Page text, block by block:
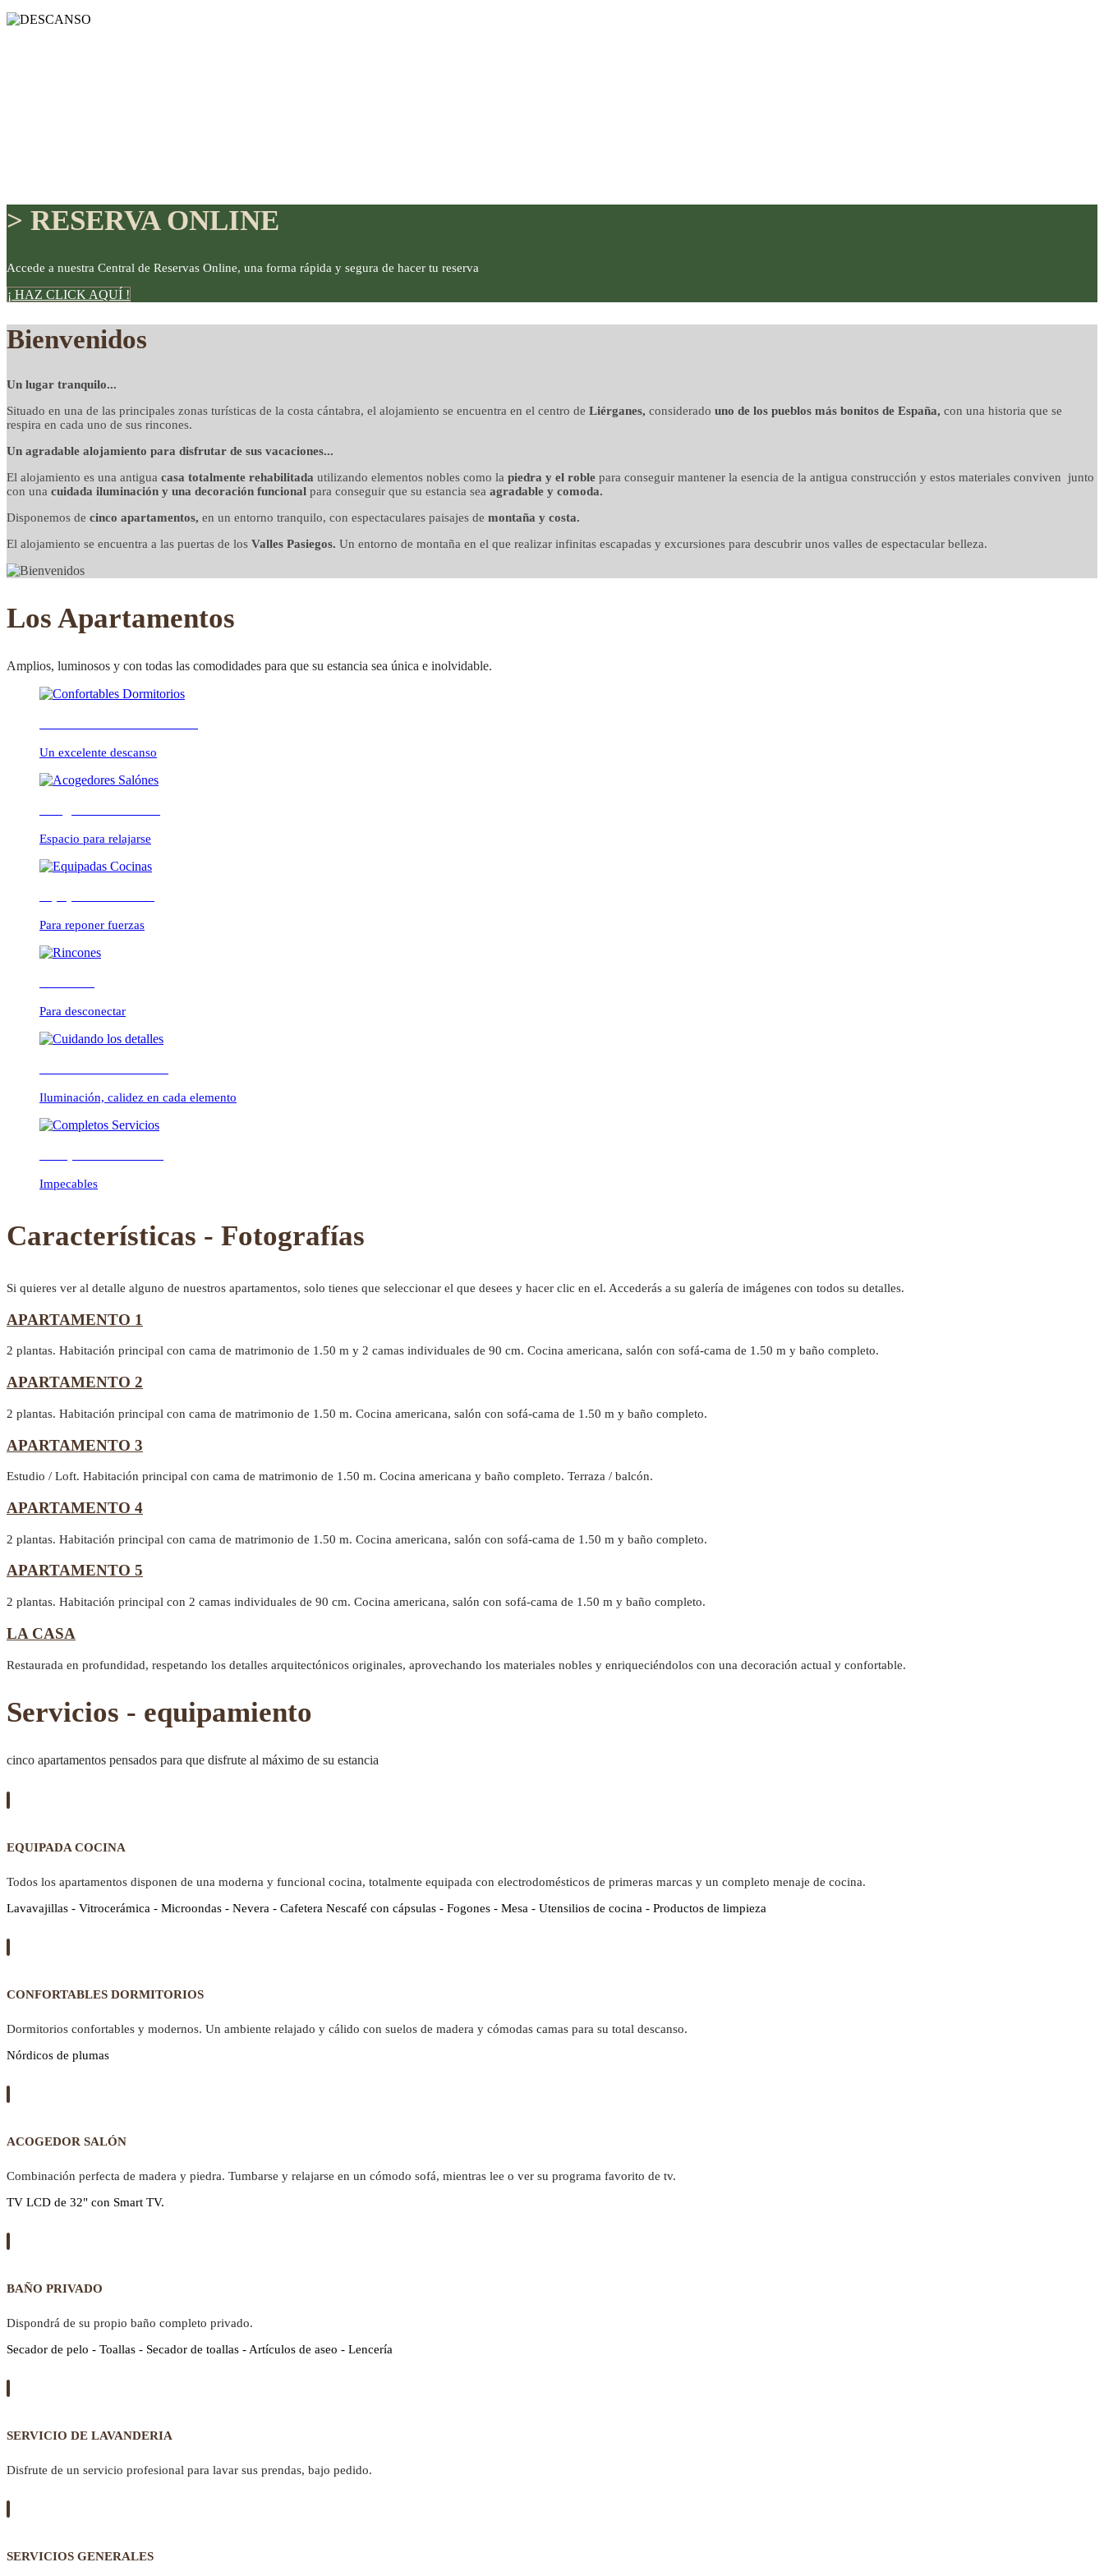
DISFRUTE
detalles cuidados con mimo
CONFORTABLE
ambientes cálidos y relajados
> RESERVA ONLINE
Accede a nuestra Central de Reservas Online, una forma rápida y segura de hacer tu reserva
¡ HAZ CLICK AQUÍ !
Bienvenidos
Un lugar tranquilo...
Situado en una de las principales zonas turísticas de la costa cántabra, el alojamiento se encuentra en el centro de Liérganes, considerado uno de los pueblos más bonitos de España, con una historia que se
respira en cada uno de sus rincones.
Un agradable alojamiento para disfrutar de sus vacaciones...
El alojamiento es una antigua casa totalmente rehabilitada utilizando elementos nobles como la piedra y el roble para conseguir mantener la esencia de la antigua construcción y estos materiales conviven junto
con una cuidada iluminación y una decoración funcional para conseguir que su estancia sea agradable y comoda.
Disponemos de cinco apartamentos, en un entorno tranquilo, con espectaculares paisajes de montaña y costa.
El alojamiento se encuentra a las puertas de los Valles Pasiegos. Un entorno de montaña en el que realizar infinitas escapadas y excursiones para descubrir unos valles de espectacular belleza.
Los Apartamentos
Amplios, luminosos y con todas las comodidades para que su estancia sea única e inolvidable.
Un excelente descanso
Espacio para relajarse
Para reponer fuerzas
Para desconectar
Iluminación, calidez en cada elemento
Impecables
Características - Fotografías
Si quieres ver al detalle alguno de nuestros apartamentos, solo tienes que seleccionar el que desees y hacer clic en el. Accederás a su galería de imágenes con todos su detalles.
APARTAMENTO 1
2 plantas. Habitación principal con cama de matrimonio de 1.50 m y 2 camas individuales de 90 cm. Cocina americana, salón con sofá-cama de 1.50 m y baño completo.
APARTAMENTO 2
2 plantas. Habitación principal con cama de matrimonio de 1.50 m. Cocina americana, salón con sofá-cama de 1.50 m y baño completo.
APARTAMENTO 3
Estudio / Loft. Habitación principal con cama de matrimonio de 1.50 m. Cocina americana y baño completo. Terraza / balcón.
APARTAMENTO 4
2 plantas. Habitación principal con cama de matrimonio de 1.50 m. Cocina americana, salón con sofá-cama de 1.50 m y baño completo.
APARTAMENTO 5
2 plantas. Habitación principal con 2 camas individuales de 90 cm. Cocina americana, salón con sofá-cama de 1.50 m y baño completo.
LA CASA
Restaurada en profundidad, respetando los detalles arquitectónicos originales, aprovechando los materiales nobles y enriqueciéndolos con una decoración actual y confortable.
Servicios - equipamiento
cinco apartamentos pensados para que disfrute al máximo de su estancia
EQUIPADA COCINA
Todos los apartamentos disponen de una moderna y funcional cocina, totalmente equipada con electrodomésticos de primeras marcas y un completo menaje de cocina.
Lavavajillas - Vitrocerámica - Microondas - Nevera - Cafetera Nescafé con cápsulas - Fogones - Mesa - Utensilios de cocina - Productos de limpieza
CONFORTABLES DORMITORIOS
Dormitorios confortables y modernos. Un ambiente relajado y cálido con suelos de madera y cómodas camas para su total descanso.
Nórdicos de plumas
ACOGEDOR SALÓN
Combinación perfecta de madera y piedra. Tumbarse y relajarse en un cómodo sofá, mientras lee o ver su programa favorito de tv.
TV LCD de 32" con Smart TV.
BAÑO PRIVADO
Dispondrá de su propio baño completo privado.
Secador de pelo - Toallas - Secador de toallas - Artículos de aseo - Lencería
SERVICIO DE LAVANDERIA
Disfrute de un servicio profesional para lavar sus prendas, bajo pedido.
SERVICIOS GENERALES